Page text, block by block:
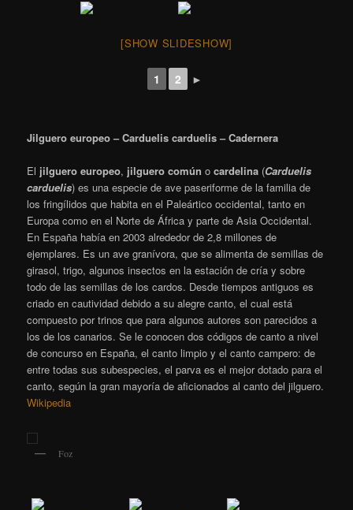
[SHOW SLIDESHOW]
1 2 ►
Jilguero europeo – Carduelis carduelis – Cadernera
El jilguero europeo, jilguero común ocardelina ​ (Carduelis
carduelis) es una especie de ave paseriforme de la familia de
los fringílidos que habita en el Paleártico occidental, tanto en
Europa como en el Norte de África y parte de Asia Occidental.
En España había en 2003 alrededor de 2,8 millones de
ejemplares. ​ Es un ave granívora, que se alimenta de semillas de
girasol, trigo, algunos insectos en la estación de cría y sobre
todo de las semillas de los cardos. Desde tiempos antiguos es
criado en cautividad debido a su alegre canto, el cual está
compuesto por trinos que para algunos autores son parecidos a
los de los canarios. Se le conocen dos códigos de canto a nivel
de concurso en España, el canto limpio y el canto campero: de
entre todas sus subespecies, el parva es el mejor dotado para el
canto, según la gran mayoría de aficionados al canto del jilguero.
Wikipedia
Foz